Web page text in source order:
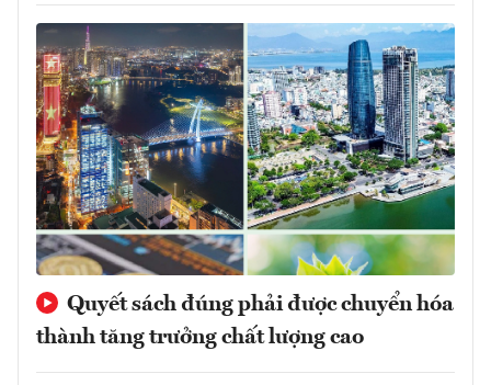
Quyết sách đúng phải được chuyển hóa
thành tăng trưởng chất lượng cao